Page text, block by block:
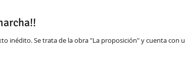
inédito. Se trata de la obra "La proposición" y cuenta con un